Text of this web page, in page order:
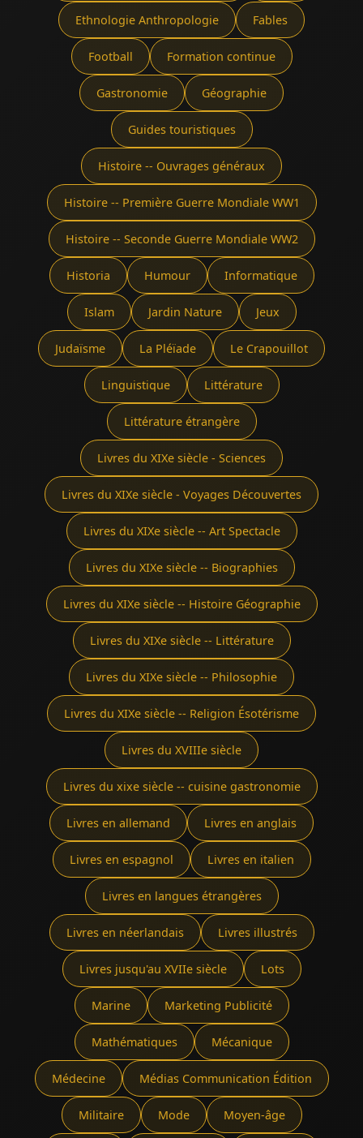
Ethnologie Anthropologie Fables
Football Formation continue
Gastronomie Géographie
Guides touristiques
Histoire -- Ouvrages généraux
Histoire -- Première Guerre Mondiale WW1
Histoire -- Seconde Guerre Mondiale WW2
Historia Humour Informatique
Islam Jardin Nature Jeux
Judaïsme La Pléïade Le Crapouillot
Linguistique Littérature
Littérature étrangère
Livres du XIXe siècle - Sciences
Livres du XIXe siècle - Voyages Découvertes
Livres du XIXe siècle -- Art Spectacle
Livres du XIXe siècle -- Biographies
Livres du XIXe siècle -- Histoire Géographie
Livres du XIXe siècle -- Littérature
Livres du XIXe siècle -- Philosophie
Livres du XIXe siècle -- Religion Ésotérisme
Livres du XVIIIe siècle
Livres du xixe siècle -- cuisine gastronomie
Livres en allemand Livres en anglais
Livres en espagnol Livres en italien
Livres en langues étrangères
Livres en néerlandais Livres illustrés
Livres jusqu'au XVIIe siècle Lots
Marine Marketing Publicité
Mathématiques Mécanique
Médecine Médias Communication Édition
Militaire Mode Moyen-âge